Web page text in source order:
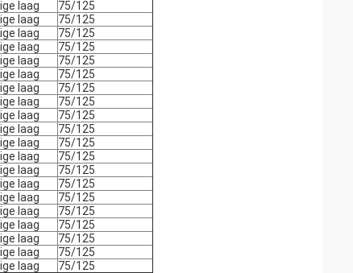
laag
75/125
laag
75/125
laag
75/125
laag
75/125
laag
75/125
laag 75/125
laag
75/125
laag
75/125
laag
75/125
laag
75/125
laag 75/125
laag
75/125
laag
75/125
laag
75/125
laag
75/125
laag 75/125
laag
75/125
laag
75/125
laag
75/125
laag 75/125